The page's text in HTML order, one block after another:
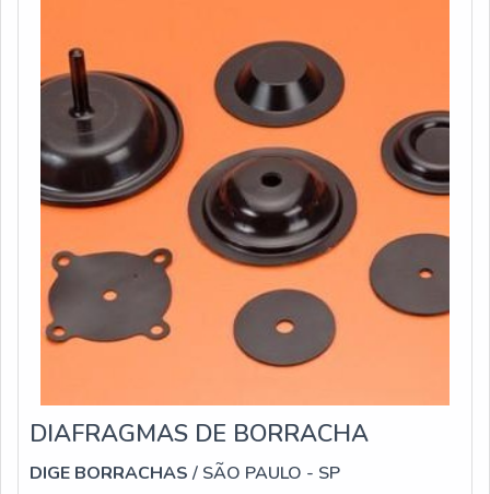
adquiridas porque investiu em uma estrutura que hoje
conta com escritório de alta qualidade onde são
realizadas as atividades e materiais com tecnologia de
ponta. Tudo isso, unido a um time de equipe
multidisciplinar de consultores associados e profissionais
qualificados, garantem o sucesso de cada cliente de
ponta a ponta.
DIAFRAGMAS DE BORRACHA
DIGE BORRACHAS / SÃO PAULO - SP